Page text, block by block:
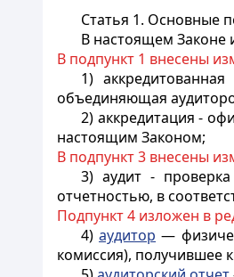
Статья 1. Основные
В настоящем Законе
В подпункт 1 внесены
1)
объединяющая
2) аккредитация -
настоящим Законом;
В подпункт 3 внесены
3) аудит -
отчетностью, в
Подпункт 4 изложен в
4)аудитор —
комиссия), получившее